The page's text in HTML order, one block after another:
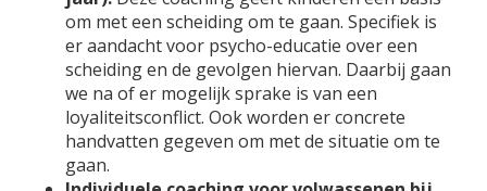
om met een scheiding om te gaan. Specifiek is
er aandacht voor psycho-educatie over een
scheiding en de gevolgen hiervan. Daarbij gaan
we na of er mogelijk sprake is van een
loyaliteitsconflict. Ook worden er concrete
handvatten gegeven om met de situatie om te
gaan.